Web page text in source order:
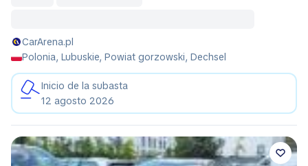
CarArena.pl
Polonia, Lubuskie, Powiat gorzowski, Dechsel
Inicio de la subasta
12 agosto 2026